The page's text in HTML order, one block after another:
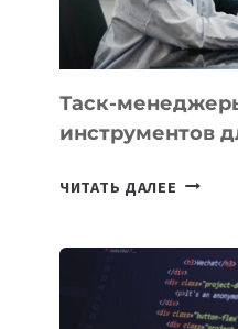
МОЖНО
УЖЕ
Таск-
инструментов
ЧИТАТЬ ДАЛЕЕ ТАСК-
ДЛЯ